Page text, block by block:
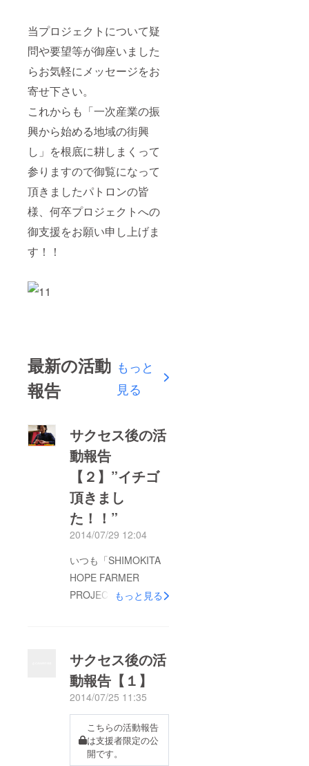
当プロジェクトについて疑
問や要望等が御座いました
らお気軽にメッセージをお
寄せ下さい。
これからも「一次産業の振
興から始める地域の街興
し」を根底に耕しまくって
参りますので御覧になって
頂きましたパトロンの皆
様、何卒プロジェクトへの
御支援をお願い申し上げま
す！！
最新の活動
報告
もっと
見る
サクセス後の活
動報告
【２】”イチゴ
頂きまし
た！！”
2014/07/29 12:04
いつも「SHIMOKITA
HOPE FARMER
PROJECT」を御覧に
いる方からプロジェク
トに共感して頂き大量
の「イチゴ」を頂きま
した。 何キロあるの
か… とにかくすごい
大量に頂きました。
もっと見る
サクセス後の活
動報告【１】
2014/07/25 11:35
こちらの活動報告
は支援者限定の公
開です。